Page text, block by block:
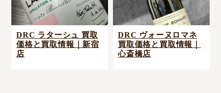
DRC ラターシュ 買取
価格と買取情報｜新宿
店
DRC ヴォーヌロマネ
買取価格と買取情報｜
心斎橋店